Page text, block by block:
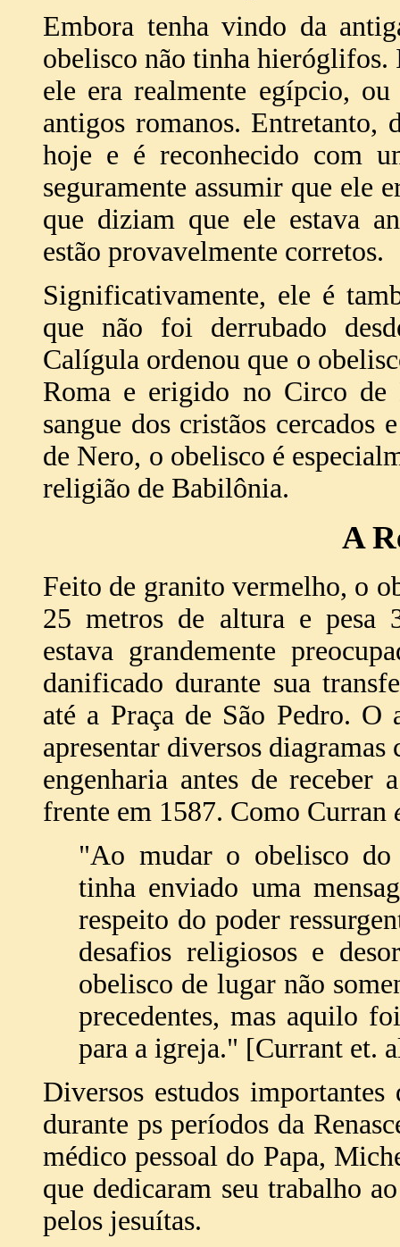
Embora tenha vindo da
obelisco não tinha hieróglifos.
ele era realmente egípcio,
antigos romanos. Entretanto,
hoje e é reconhecido com
seguramente assumir que ele
que diziam que ele estava
estão provavelmente corretos.
Significativamente, ele é
que não foi derrubado
Calígula ordenou que o
Roma e erigido no Circo
sangue dos cristãos cercados
de Nero, o obelisco é
religião de Babilônia.
A
Feito de granito vermelho, o
25 metros de altura e pesa
estava grandemente
danificado durante sua
até a Praça de São Pedro. O
apresentar diversos
engenharia antes de receber
frente em 1587. Como Curran
"Ao mudar o obelisco
tinha enviado uma
respeito do poder
desafios religiosos e
obelisco de lugar não
precedentes, mas aquilo
para a igreja." [Currant et.
Diversos estudos
durante ps períodos da
médico pessoal do Papa,
que dedicaram seu trabalho
pelos jesuítas.